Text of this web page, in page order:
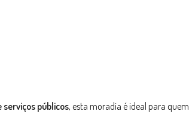
serviços públicos, esta moradia é ideal para quem